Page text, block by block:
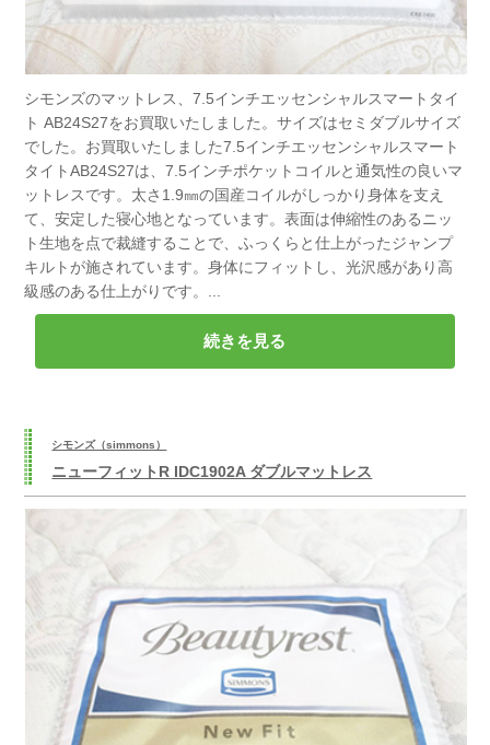
シモンズのマットレス、7.5インチエッセンシャルスマートタイ
ト AB24S27をお買取いたしました。サイズはセミダブルサイズ
でした。お買取いたしました7.5インチエッセンシャルスマート
タイトAB24S27は、7.5インチポケットコイルと通気性の良いマ
ットレスです。太さ1.9㎜の国産コイルがしっかり身体を支え
て、安定した寝心地となっています。表面は伸縮性のあるニッ
ト生地を点で裁縫することで、ふっくらと仕上がったジャンプ
キルトが施されています。身体にフィットし、光沢感があり高
級感のある仕上がりです。...
続きを見る
シモンズ（simmons）
ニューフィットR IDC1902A ダブルマットレス